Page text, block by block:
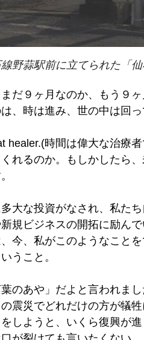
野蒜駅前に立てられた「
だ９ヶ月なのか、もう９
、時は進み、世の中は回っ
healer.(時間は偉大な治療
れるのか。もしかしたら
大な投資がなされ、私た
規ビジネスの開拓に励ん
今、私がこのようなこと
うこと。
のあや」だよと言われま
震災でどれだけの方が犠
しようと、いくら復興が